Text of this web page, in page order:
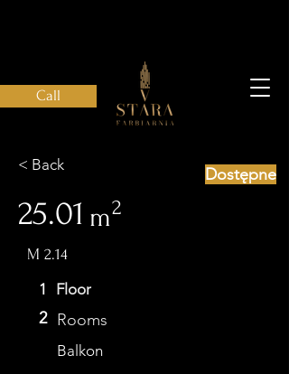
Call
< Back
25.01 m
M 2.14
1 Floor
2 Rooms
Balkon
Dostępne
2